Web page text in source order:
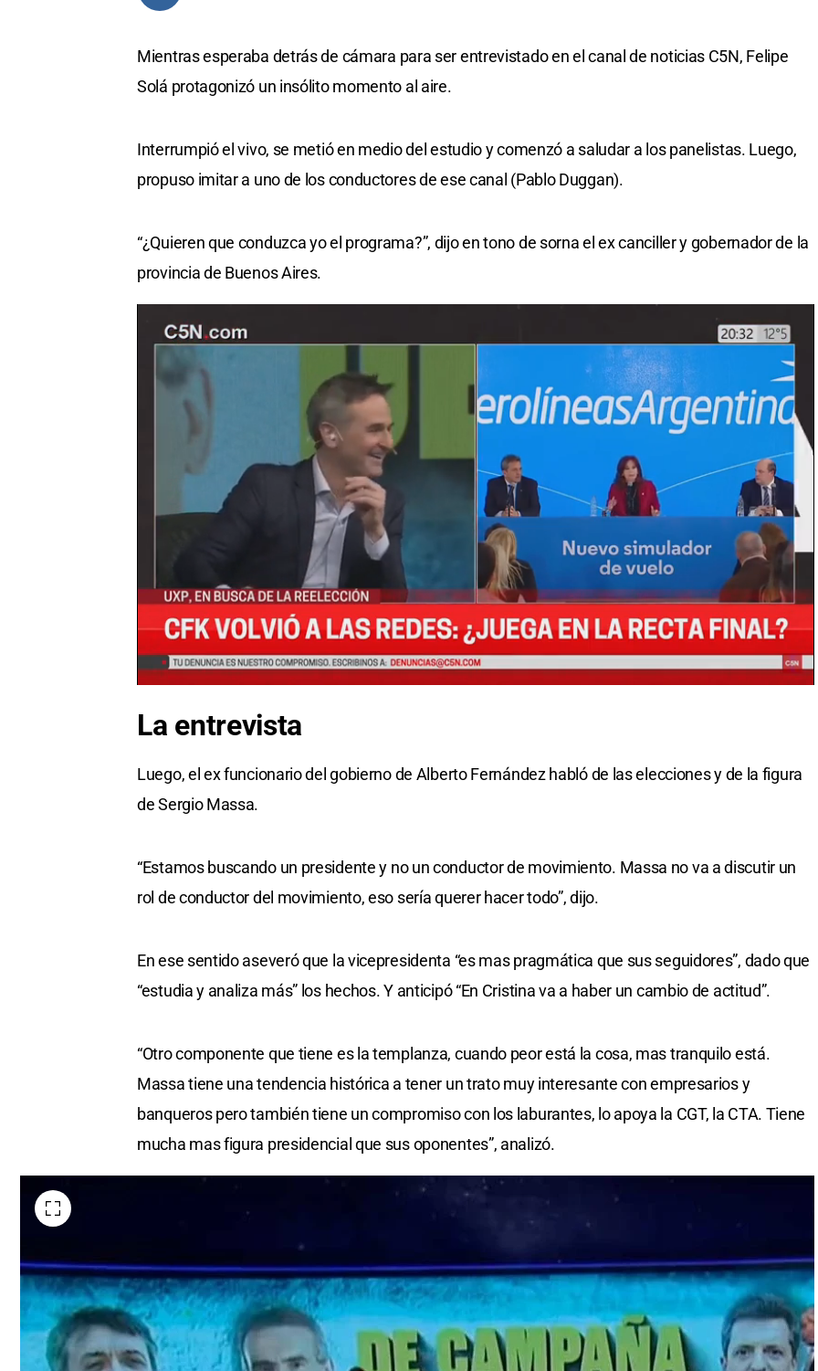
Mientras esperaba detrás de cámara para ser entrevistado en el canal de noticias C5N, Felipe
Solá protagonizó un insólito momento al aire.
Interrumpió el vivo, se metió en medio del estudio y comenzó a saludar a los panelistas. Luego,
propuso imitar a uno de los conductores de ese canal (Pablo Duggan).
“¿Quieren que conduzca yo el programa?”, dijo en tono de sorna el ex canciller y gobernador de la
provincia de Buenos Aires.
La entrevista
Luego, el ex funcionario del gobierno de Alberto Fernández habló de las elecciones y de la figura
de Sergio Massa.
“Estamos buscando un presidente y no un conductor de movimiento. Massa no va a discutir un
rol de conductor del movimiento, eso sería querer hacer todo”, dijo.
En ese sentido aseveró que la vicepresidenta “es mas pragmática que sus seguidores”, dado que
“estudia y analiza más” los hechos. Y anticipó “En Cristina va a haber un cambio de actitud”.
“Otro componente que tiene es la templanza, cuando peor está la cosa, mas tranquilo está.
Massa tiene una tendencia histórica a tener un trato muy interesante con empresarios y
banqueros pero también tiene un compromiso con los laburantes, lo apoya la CGT, la CTA. Tiene
mucha mas figura presidencial que sus oponentes”, analizó.